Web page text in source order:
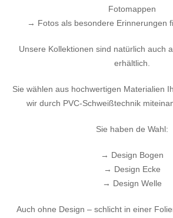
Fotomappen
→ Fotos als besondere Erinnerungen
Unsere Kollektionen sind natürlich auch
erhältlich.
Sie wählen aus hochwertigen Materialien
wir durch PVC-Schweißtechnik
Sie haben de Wahl:
→ Design Bogen
→ Design Ecke
→ Design Welle
Auch ohne Design – schlicht in einer